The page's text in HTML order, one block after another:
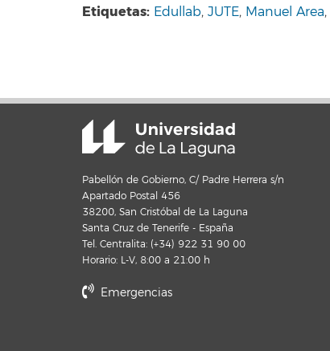
Etiquetas: Edullab, JUTE, Manuel Area,
Pabellón de Gobierno, C/ Padre Herrera s/n
Apartado Postal 456
38200, San Cristóbal de La Laguna
Santa Cruz de Tenerife - España
Tel. Centralita: (+34) 922 31 90 00
Horario: L-V, 8:00 a 21:00 h
Emergencias